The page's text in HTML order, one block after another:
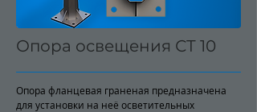
Опора освещения СТ 10
Опора фланцевая граненая предназначена
для установки на неё осветительных